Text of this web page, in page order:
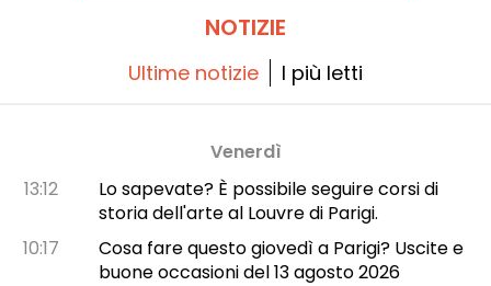
NOTIZIE
Ultime notizie I più letti
Venerdì
13:12
Lo sapevate? È possibile seguire corsi di
storia dell'arte al Louvre di Parigi.
10:17
Cosa fare questo giovedì a Parigi? Uscite e
buone occasioni del 13 agosto 2026